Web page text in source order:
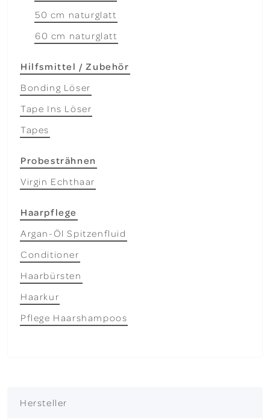
50 cm naturglatt
60 cm naturglatt
Hilfsmittel / Zubehör
Bonding Löser
Tape Ins Löser
Tapes
Probesträhnen
Virgin Echthaar
Haarpflege
Argan-Öl Spitzenfluid
Conditioner
Haarbürsten
Haarkur
Pflege Haarshampoos
Hersteller